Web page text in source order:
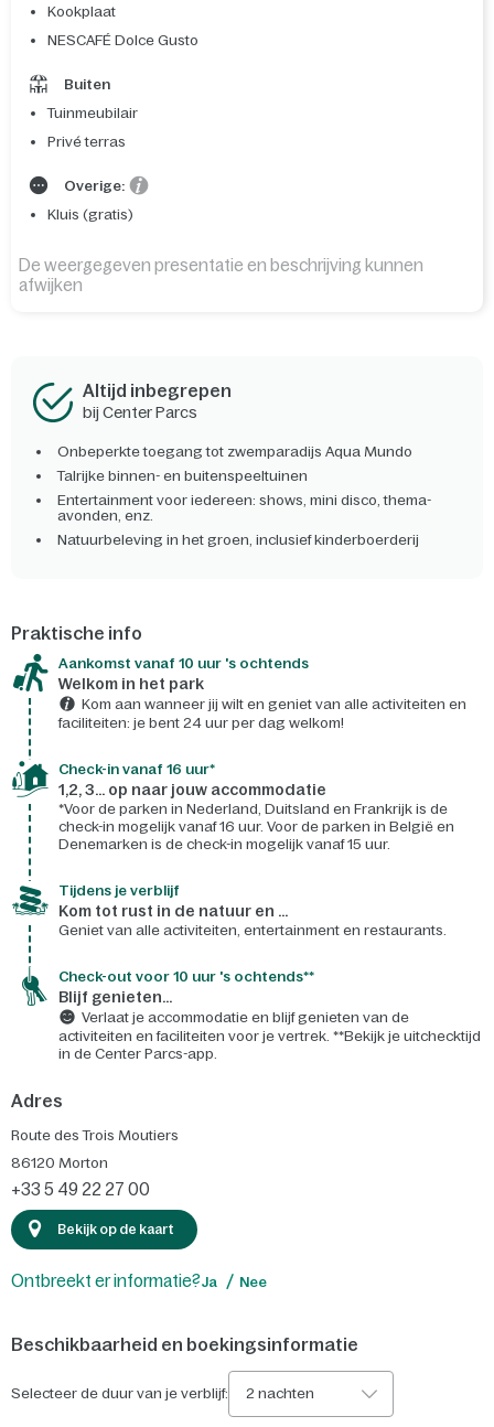
Kookplaat
NESCAFÉ Dolce Gusto
Buiten
Tuinmeubilair
Privé terras
Overige:
Kluis (gratis)
De weergegeven presentatie en beschrijving kunnen
afwijken
Altijd inbegrepen
bij Center Parcs
Onbeperkte toegang tot zwemparadijs Aqua Mundo
Talrijke binnen- en buitenspeeltuinen
Entertainment voor iedereen: shows, mini disco, thema-
avonden, enz.
Natuurbeleving in het groen, inclusief kinderboerderij
Praktische info
Aankomst vanaf 10 uur 's ochtends
Welkom in het park
Kom aan wanneer jij wilt en geniet van alle activiteiten en
faciliteiten: je bent 24 uur per dag welkom!
Check-in vanaf 16 uur*
1,2, 3... op naar jouw accommodatie
*Voor de parken in Nederland, Duitsland en Frankrijk is de
check-in mogelijk vanaf 16 uur. Voor de parken in België en
Denemarken is de check-in mogelijk vanaf 15 uur.
Tijdens je verblijf
Kom tot rust in de natuur en ...
Geniet van alle activiteiten, entertainment en restaurants.
Check-out voor 10 uur 's ochtends**
Blijf genieten...
Verlaat je accommodatie en blijf genieten van de
activiteiten en faciliteiten voor je vertrek. **Bekijk je uitchecktijd
in de Center Parcs-app.
Adres
Route des Trois Moutiers
86120 Morton
+33 5 49 22 27 00
Bekijk op de kaart
Ontbreekt er informatie?Ja Nee
Beschikbaarheid en boekingsinformatie
Selecteer de duur van je verblijf: 2 nachten